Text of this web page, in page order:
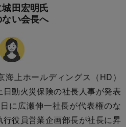
田宏明氏
い会長へ
上ホールディングス（HD）
動火災保険の社長人事が発表
に広瀬伸一社長が代表権のな
役員営業企画部長が社長に昇